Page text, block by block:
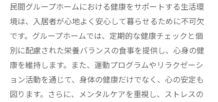
民間グループホームにおける健康をサポートする生活環
境は、入居者が心地よく安心して暮らせるために不可欠
です。グループホームでは、定期的な健康チェックと個
別に配慮された栄養バランスの食事を提供し、心身の健
康を維持します。また、運動プログラムやリラクゼーシ
ョン活動を通じて、身体の健康だけでなく、心の安定も
図ります。さらに、メンタルケアを重視し、ストレスの